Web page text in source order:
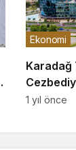
Karadağ
Ortamı
Ekonomi
1 yıl önce